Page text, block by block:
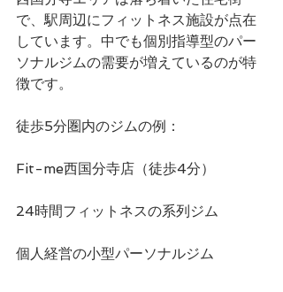
で、駅周辺にフィットネス施設が点在
しています。中でも個別指導型のパー
ソナルジムの需要が増えているのが特
徴です。
徒歩5分圏内のジムの例：
Fit-me西国分寺店（徒歩4分）
24時間フィットネスの系列ジム
個人経営の小型パーソナルジム